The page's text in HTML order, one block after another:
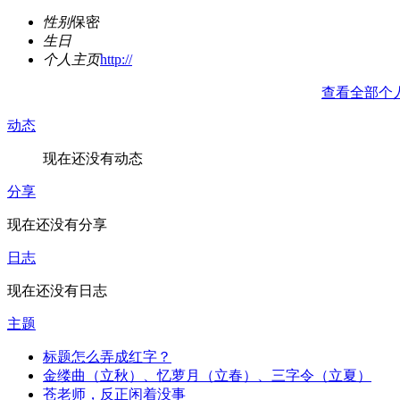
性别保密
生日
个人主页http://
查看全部个
动态
现在还没有动态
分享
现在还没有分享
日志
现在还没有日志
主题
标题怎么弄成红字？
金缕曲（立秋）、忆萝月（立春）、三字令（立夏）
苍老师，反正闲着没事